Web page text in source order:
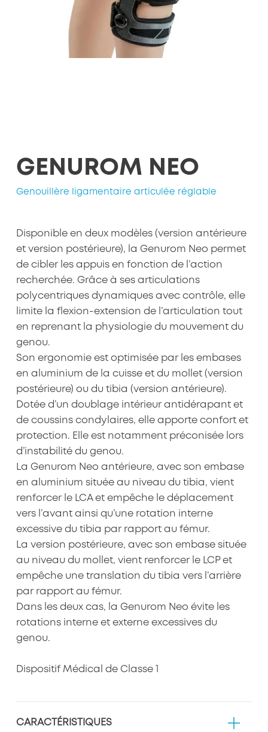
GENUROM NEO
Genouillère ligamentaire articulée réglable
Disponible en deux modèles (version antérieure
et version postérieure), la Genurom Neo permet
de cibler les appuis en fonction de l’action
recherchée. Grâce à ses articulations
polycentriques dynamiques avec contrôle, elle
limite la flexion-extension de l’articulation tout
en reprenant la physiologie du mouvement du
genou.
Son ergonomie est optimisée par les embases
en aluminium de la cuisse et du mollet (version
postérieure) ou du tibia (version antérieure).
Dotée d’un doublage intérieur antidérapant et
de coussins condylaires, elle apporte confort et
protection. Elle est notamment préconisée lors
d’instabilité du genou.
La Genurom Neo antérieure, avec son embase
en aluminium située au niveau du tibia, vient
renforcer le LCA et empêche le déplacement
vers l’avant ainsi qu’une rotation interne
excessive du tibia par rapport au fémur.
La version postérieure, avec son embase située
au niveau du mollet, vient renforcer le LCP et
empêche une translation du tibia vers l’arrière
par rapport au fémur.
Dans les deux cas, la Genurom Neo évite les
rotations interne et externe excessives du
genou.
Dispositif Médical de Classe 1
CARACTÉRISTIQUES